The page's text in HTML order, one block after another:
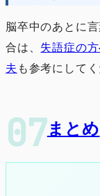
脳卒中のあとに
合は、 失語症の
夫 も参考にしてく
まとめ